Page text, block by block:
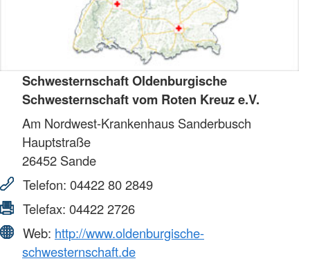
Schwesternschaft Oldenburgische
Schwesternschaft vom Roten Kreuz e.V.
Am Nordwest-Krankenhaus Sanderbusch
Hauptstraße
26452 Sande
Telefon: 04422 80 2849
Telefax: 04422 2726
Web: http://www.oldenburgische-
schwesternschaft.de